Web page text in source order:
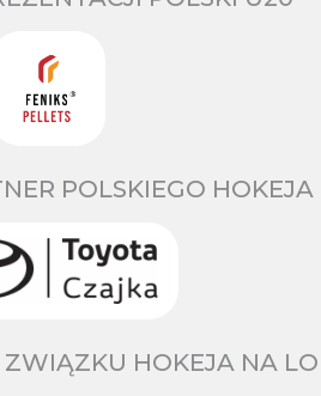
POLSKIEGO HOKEJA
ZWIĄZKU HOKEJA NA